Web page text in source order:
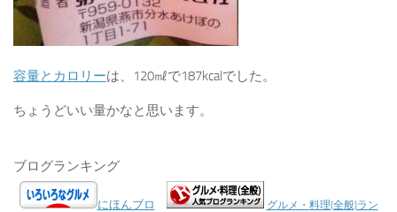
容量とカロリーは、120㎖で187kcalでした。
ちょうどいい量かなと思います。
ブログランキング
にほんブロ
グルメ・料理(全般)ラン